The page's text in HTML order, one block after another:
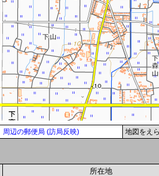
周辺の郵便局 (訪局反映) 地図をえ
所在地